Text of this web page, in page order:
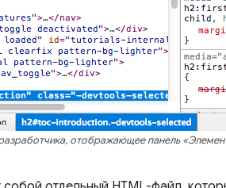
отображающее панель